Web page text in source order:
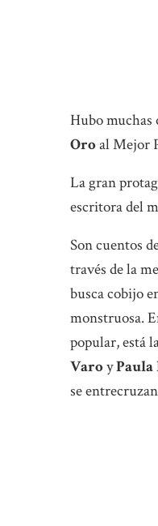
Hubo muchas
Oroal Mejor
La gran
escritora del
Son cuentos
través de la
busca cobijo
monstruosa.
popular, está
VaroyPaula
se